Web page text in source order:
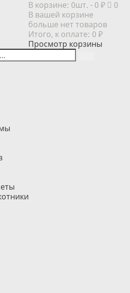
В корзине: 0шт. - 0 ₽
0
В вашей корзине
больше нет товаров
Итого, к оплате: 0 ₽
Просмотр корзины